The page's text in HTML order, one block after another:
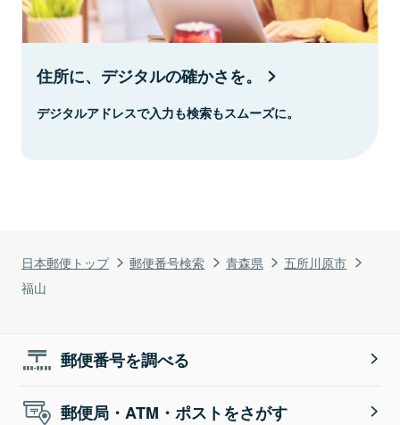
日本郵便トップ 郵便番号検索 青森県
五所川原市
福山
住所に、デジタルの確かさを。
デジタルアドレスで入力も検索もスムーズに。
郵便番号を調べる
郵便局・ATM・ポストをさがす